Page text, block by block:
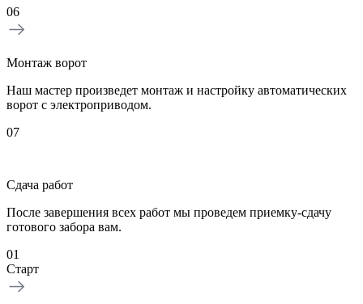
06
Монтаж ворот
Наш мастер произведет монтаж и настройку автоматических
ворот с электроприводом.
07
Сдача работ
После завершения всех работ мы проведем приемку-сдачу
готового забора вам.
01
Старт